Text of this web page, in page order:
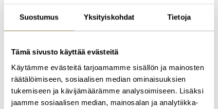
Suostumus Yksityiskohdat Tietoja
Tämä sivusto käyttää evästeitä
Käytämme evästeitä tarjoamamme sisällön ja mainosten
räätälöimiseen, sosiaalisen median ominaisuuksien
tukemiseen ja kävijämäärämme analysoimiseen. Lisäksi
jaamme sosiaalisen median, mainosalan ja analytiikka-
the most advanced power systems in motorsport. With over two
decades of experience in elite motorsport and technology
leadership, Gary has held senior roles at Haas F1, Mercedes AMG
multiple World Championship victories. He is known for building
high-performance digital operations, driving innovation under
pressure, and scaling organisations through rapid growth and
technological transformation.
A Fellow of the British Computing Society and a five-time UK CIO
100 honouree, Gary is also a committed advocate for STEM